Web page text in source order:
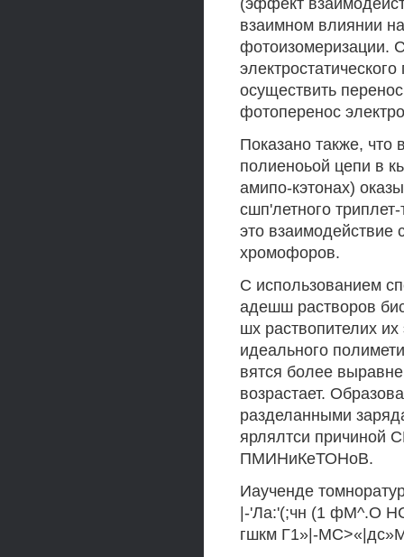
(эффект
взаимном влиянии
фотоизомеризации.
осуществить
фотоперенос
Показано также,
полиеноьой цепи в
амипо-кэтонах)
сшп'летного
это взаимодействие
хромофоров.
С использованием
адешш растворов
шх раствопителих их
идеального
вятся более
возрастает.
разделанными
ярлялтси
ПМИНиКеТОНоВ.
Иаученде
|-'Ла:'(;чн (1 фМ^.О
гшкм Г1»|-